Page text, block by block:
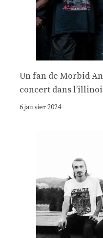
Un fan de Morbid
concert dans
6 janvier 2024